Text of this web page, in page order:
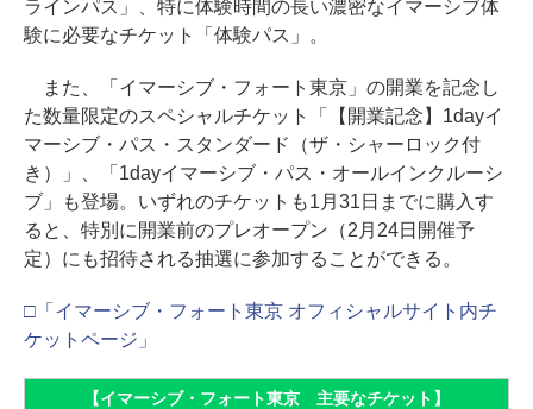
ラインパス」、特に体験時間の長い濃密なイマーシブ体
験に必要なチケット「体験パス」。
また、「イマーシブ・フォート東京」の開業を記念し
た数量限定のスペシャルチケット「【開業記念】1dayイ
マーシブ・パス・スタンダード（ザ・シャーロック付
き）」、「1dayイマーシブ・パス・オールインクルーシ
ブ」も登場。いずれのチケットも1月31日までに購入す
ると、特別に開業前のプレオープン（2月24日開催予
定）にも招待される抽選に参加することができる。
□「イマーシブ・フォート東京 オフィシャルサイト内チ
ケットページ」
【イマーシブ・フォート東京 主要なチケット】